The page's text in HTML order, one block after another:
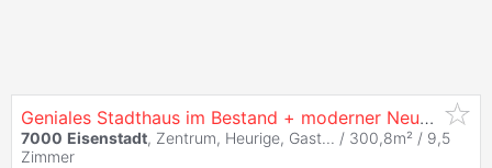
Geniales Stadthaus im Bestand + moderner Neubau mit ca. 134m² Wnfl. gleich gegenüber. (genehmigt & mit ca. 12Monaten Bauzeit)! - JETZT ZUSCHLAGEN
7000 Eisenstadt, Zentrum, Heurige, Gast... / 300,8m² / 9,5
Zimmer